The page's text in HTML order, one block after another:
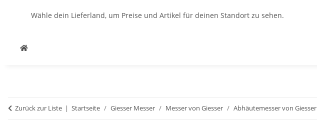
Wähle dein Lieferland, um Preise und Artikel für deinen Standort zu sehen.
Zurück zur Liste Startseite Giesser Messer Messer von Giesser Abhäutemesser von Giesser